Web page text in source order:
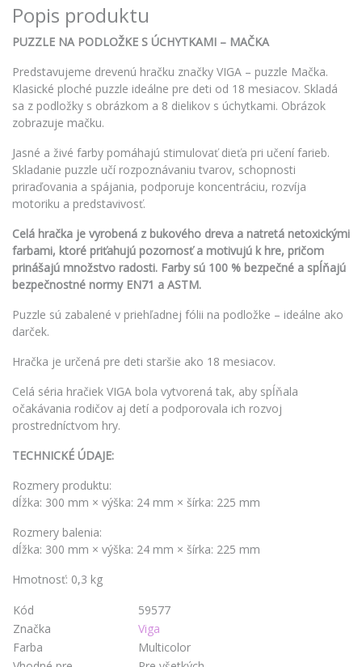
Popis produktu
PUZZLE NA PODLOŽKE S ÚCHYTKAMI – MAČKA
Predstavujeme drevenú hračku značky VIGA – puzzle Mačka.
Klasické ploché puzzle ideálne pre deti od 18 mesiacov. Skladá
sa z podložky s obrázkom a 8 dielikov s úchytkami. Obrázok
zobrazuje mačku.
Jasné a živé farby pomáhajú stimulovať dieťa pri učení farieb.
Skladanie puzzle učí rozpoznávaniu tvarov, schopnosti
priraďovania a spájania, podporuje koncentráciu, rozvíja
motoriku a predstavivosť.
Celá hračka je vyrobená z bukového dreva a natretá netoxickými
farbami, ktoré priťahujú pozornosť a motivujú k hre, pričom
prinášajú množstvo radosti. Farby sú 100 % bezpečné a spĺňajú
bezpečnostné normy EN71 a ASTM.
Puzzle sú zabalené v priehľadnej fólii na podložke – ideálne ako
darček.
Hračka je určená pre deti staršie ako 18 mesiacov.
Celá séria hračiek VIGA bola vytvorená tak, aby spĺňala
očakávania rodičov aj detí a podporovala ich rozvoj
prostredníctvom hry.
TECHNICKÉ ÚDAJE:
Rozmery produktu:
dĺžka: 300 mm × výška: 24 mm × šírka: 225 mm
Rozmery balenia:
dĺžka: 300 mm × výška: 24 mm × šírka: 225 mm
Hmotnosť: 0,3 kg
Kód
59577
Značka
Viga
Farba
Multicolor